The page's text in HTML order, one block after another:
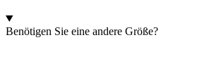
Benötigen Sie eine andere Größe?